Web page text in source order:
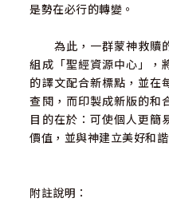
是勢在必行的轉變。
為此，一群蒙神救贖
組成「聖經資源中心」，
的譯文配合新標點，並在
查閱，而印製成新版的和
目的在於：可使個人更簡
價值，並與神建立美好和
附註說明：